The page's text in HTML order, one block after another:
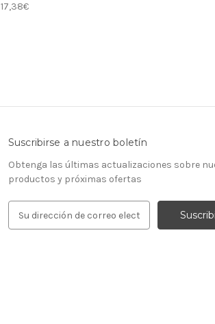
17,38€
Suscribirse a nuestro boletín
Obtenga las últimas actualizaciones sobre
productos y próximas ofertas